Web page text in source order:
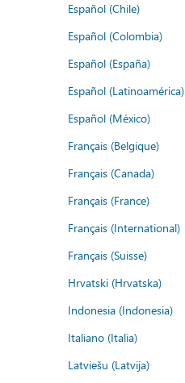
Español (Chile)
Español (Colombia)
Español (España)
Español (Latinoamérica)
Español (México)
Français (Belgique)
Français (Canada)
Français (France)
Français (International)
Français (Suisse)
Hrvatski (Hrvatska)
Indonesia (Indonesia)
Italiano (Italia)
Latviešu (Latvija)